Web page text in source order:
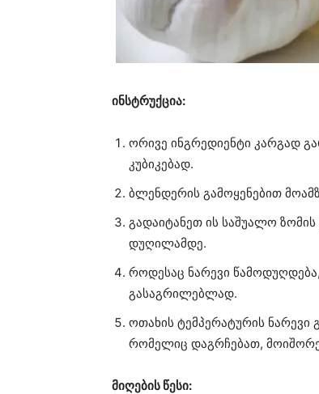
ინსტრუქცია:
ორივე ინგრედიენტი კარგად
კუბიკებად.
ბლენდერის გამოყენებით
გადაიტანეთ ის საშუალო
დუღილამდე.
როდესაც ნარევი
გასაგრილებლად.
ოთახის ტემპერატურის ნარევი
რომელიც დაგრჩებათ,
მიღების წესი: